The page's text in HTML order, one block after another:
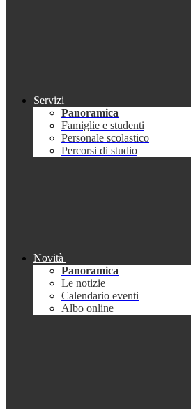
Servizi
Panoramica
Famiglie e studenti
Personale scolastico
Percorsi di studio
Novità
Panoramica
Le notizie
Calendario eventi
Albo online